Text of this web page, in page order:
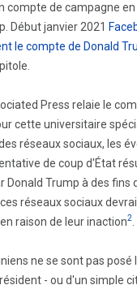
compte de campagne
Début janvier 2021
le compte de Donald
Press relaie le
cette universitaire
réseaux sociaux, les
de coup d'État
Donald Trump à des fins
réseaux sociaux
raison de leur inaction2
ne se sont pas
- ou d'un simple